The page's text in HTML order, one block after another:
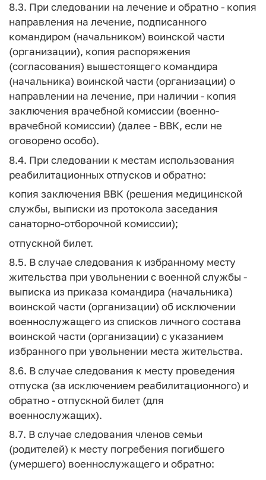
8.3. При следовании на лечение и обратно - копия
направления на лечение, подписанного
командиром (начальником) воинской части
(организации), копия распоряжения
(согласования) вышестоящего командира
(начальника) воинской части (организации) о
направлении на лечение, при наличии - копия
заключения врачебной комиссии (военно-
врачебной комиссии) (далее - ВВК, если не
оговорено особо).
8.4. При следовании к местам использования
реабилитационных отпусков и обратно:
копия заключения ВВК (решения медицинской
службы, выписки из протокола заседания
санаторно-отборочной комиссии);
отпускной билет.
8.5. В случае следования к избранному месту
жительства при увольнении с военной службы -
выписка из приказа командира (начальника)
воинской части (организации) об исключении
военнослужащего из списков личного состава
воинской части (организации) с указанием
избранного при увольнении места жительства.
8.6. В случае следования к месту проведения
отпуска (за исключением реабилитационного) и
обратно - отпускной билет (для
военнослужащих).
8.7. В случае следования членов семьи
(родителей) к месту погребения погибшего
(умершего) военнослужащего и обратно: